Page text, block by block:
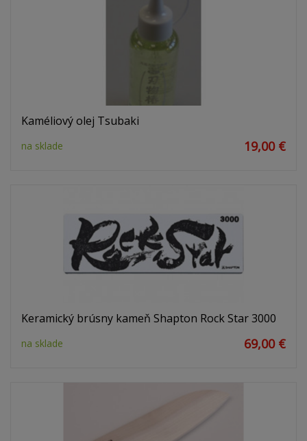
Kaméliový olej Tsubaki
na sklade 19,00 €
Keramický brúsny kameň Shapton Rock Star 3000
na sklade 69,00 €